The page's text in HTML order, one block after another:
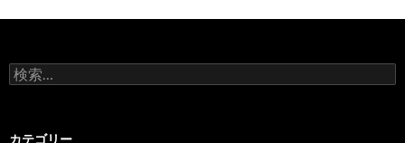
検
索:
カテゴリー